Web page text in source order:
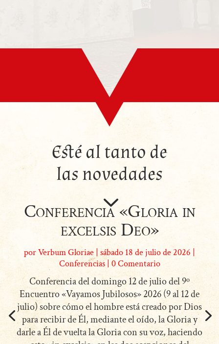
Esté al tanto de
las novedades
3
Conferencia «Gloria in
excelsis Deo»
porVerbum Gloriae |sábado 18 de julio de 2026
Conferencias| 0 Comentario
Conferencia del domingo 12 de julio del 9º
Encuentro «Vayamos Jubilosos» 2026 (9 al 12 de
julio) sobre cómo el hombre está creado por Dios
para recibir de Él, mediante el oído, la Gloria y
darle a Él de vuelta la Gloria con su voz, haciendo